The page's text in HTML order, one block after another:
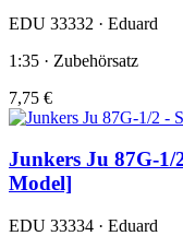
EDU 33332 · Eduard
1:35 · Zubehörsatz
7,75 €
Junkers Ju 87G-1/
Model]
EDU 33334 · Eduard